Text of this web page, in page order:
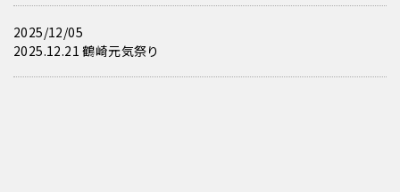
2025/12/05
2025.12.21 鶴崎元気祭り